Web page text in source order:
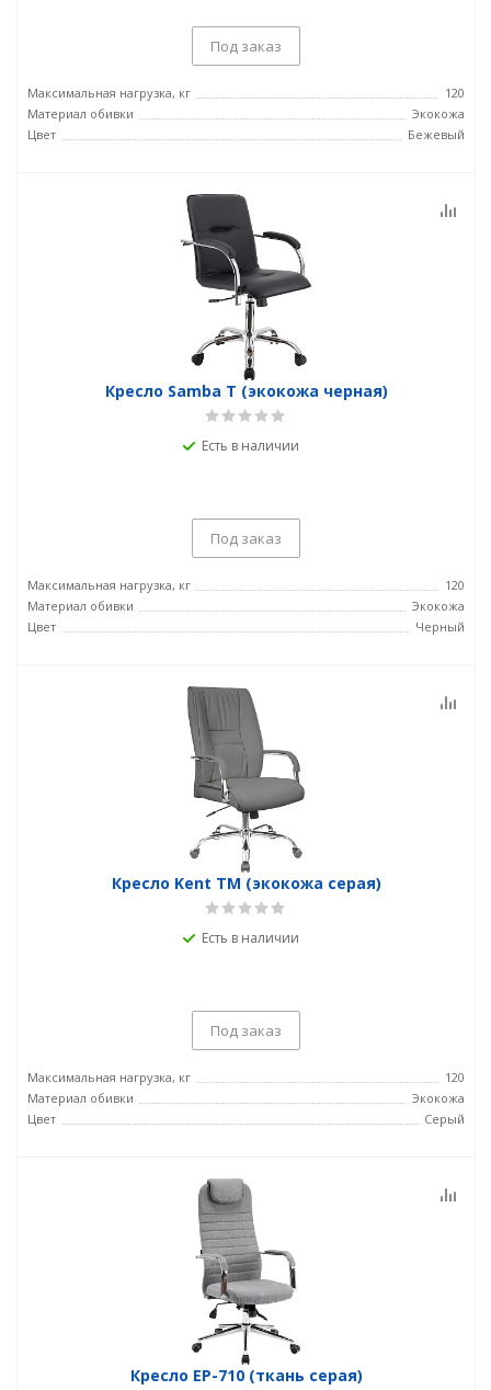
Под заказ
Максимальная нагрузка, кг
120
Материал обивки
Экокожа
Цвет
Бежевый
Кресло Samba T (экокожа черная)
Есть в наличии
Под заказ
Максимальная нагрузка, кг
120
Материал обивки
Экокожа
Цвет
Черный
Кресло Kent TM (экокожа серая)
Есть в наличии
Под заказ
Максимальная нагрузка, кг
120
Материал обивки
Экокожа
Цвет
Серый
Кресло EP-710 (ткань серая)